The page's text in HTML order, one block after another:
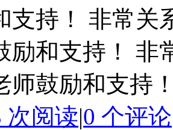
支持！ 非常关
励和支持！ 非
师鼓励和支持
次阅读|0 个评论